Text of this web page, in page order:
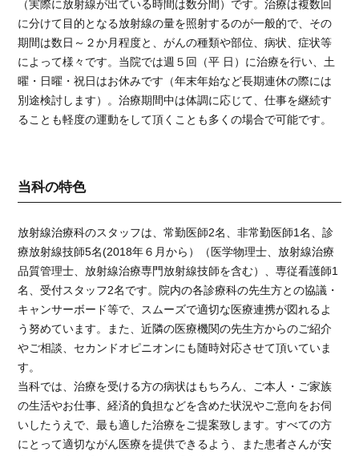
（実際に放射線が出ている時間は数分間）です。治療は複数回
に分けて目的となる放射線の量を照射するのが一般的で、その
期間は数日～２か月程度と、がんの種類や部位、病状、症状等
によって様々です。当院では週５回（平 日）に治療を行い、土
曜・日曜・祝日はお休みです（年末年始など長期連休の際には
別途検討します）。治療期間中は体調に応じて、仕事を継続す
ることも軽度の運動をして頂くことも多くの場合で可能です。
当科の特色
放射線治療科のスタッフは、常勤医師2名、非常勤医師1名、診
療放射線技師5名(2018年６月から）（医学物理士、放射線治療
品質管理士、放射線治療専門放射線技師を含む）、専従看護師1
名、受付スタッフ2名です。院内の各診療科の先生方との協議・
キャンサーボード等で、スムーズで適切な医療連携が図れるよ
う努めています。また、近隣の医療機関の先生方からのご紹介
やご相談、セカンドオピニオンにも随時対応させて頂いていま
す。
当科では、治療を受ける方の病状はもちろん、ご本人・ご家族
の生活やお仕事、経済的負担などを含めた状況やご意向をお伺
いしたうえで、最も適した治療をご提案致します。すべての方
にとって適切ながん医療を提供できるよう、また患者さんが安